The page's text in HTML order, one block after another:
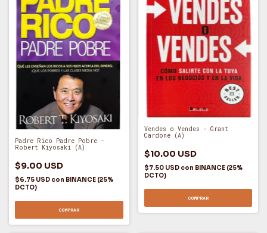
Padre Rico Padre Pobre -
Robert Kiyosaki (A)
$9.00 USD
$6.75 USD con BINANCE (25%
DCTO)
COMPRAR
Vendes o Vendes - Grant
Cardone (A)
$10.00 USD
$7.50 USD con BINANCE (25%
DCTO)
COMPRAR